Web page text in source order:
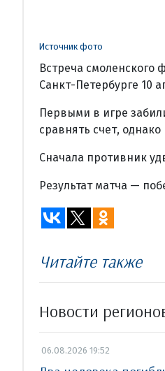
Источник фото
Встреча смоленского
Санкт-Петербурге 10
Первыми в игре
сравнять счет,
Сначала противник
Результат матча —
Читайте также
Новости
06.08.2026 19:52